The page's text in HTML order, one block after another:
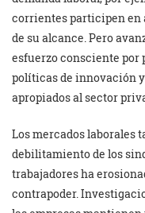
corrientes participen en
de su alcance. Pero
esfuerzo consciente por
políticas de innovación
apropiados al sector
Los mercados laborales
debilitamiento de los
trabajadores ha
contrapoder.